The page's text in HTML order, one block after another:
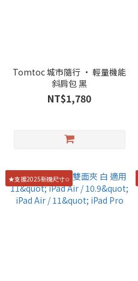
Tomtoc 城市隨行 • 輕量機能
斜肩包 黑
NT$1,780
★支援2025新機尺寸✩